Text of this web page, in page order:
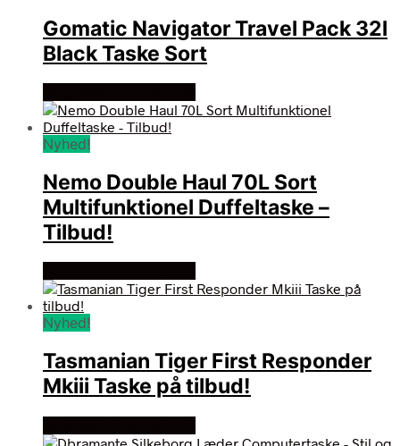
Gomatic Navigator Travel Pack 32l
Black Taske Sort
Nyhed!
Nemo Double Haul 70L Sort
Multifunktionel Duffeltaske –
Tilbud!
Nyhed!
Tasmanian Tiger First Responder
Mkiii Taske på tilbud!